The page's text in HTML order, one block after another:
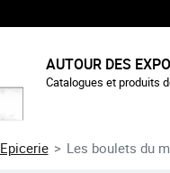
AUTOUR DES
Catalogues et produits
Epicerie Les boulets du